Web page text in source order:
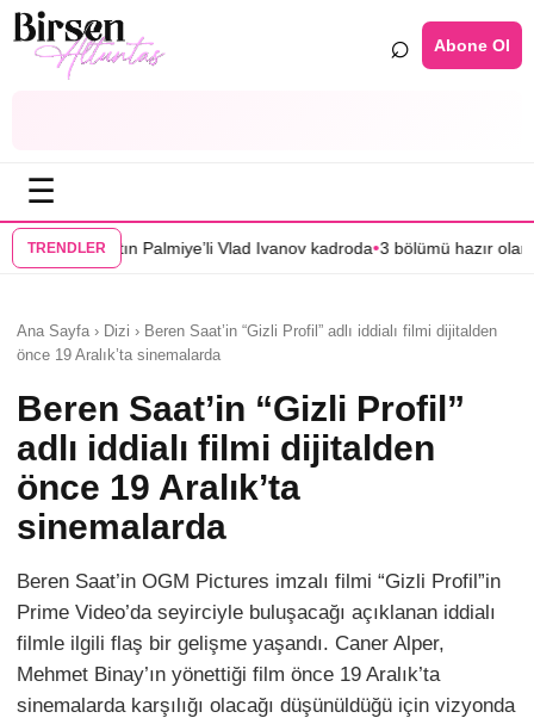
⌕ Abone Ol
☰
TRENDLER
Vlad Ivanov kadroda•3 bölümü hazır olan “Mercan Köşk”ün afişi
Ana Sayfa › Dizi › Beren Saat’in “Gizli Profil” adlı iddialı filmi dijitalden
önce 19 Aralık’ta sinemalarda
Beren Saat’in “Gizli Profil”
adlı iddialı filmi dijitalden
önce 19 Aralık’ta
sinemalarda
Beren Saat’in OGM Pictures imzalı filmi “Gizli Profil”in
Prime Video’da seyirciyle buluşacağı açıklanan iddialı
filmle ilgili flaş bir gelişme yaşandı. Caner Alper,
Mehmet Binay’ın yönettiği film önce 19 Aralık’ta
sinemalarda karşılığı olacağı düşünüldüğü için vizyonda